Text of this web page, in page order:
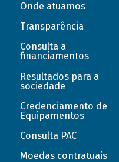
Onde atuamos
Transparência
Consulta a
financiamentos
Resultados para a
sociedade
Credenciamento de
Equipamentos
Consulta PAC
Moedas contratuais